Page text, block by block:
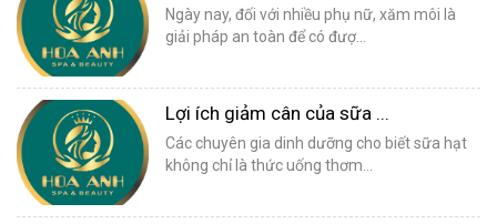
Ngày nay, đối với nhiều phụ nữ, xăm môi là
giải pháp an toàn để có đượ...
Lợi ích giảm cân của sữa ...
Các chuyên gia dinh dưỡng cho biết sữa hạt
không chỉ là thức uống thơm...